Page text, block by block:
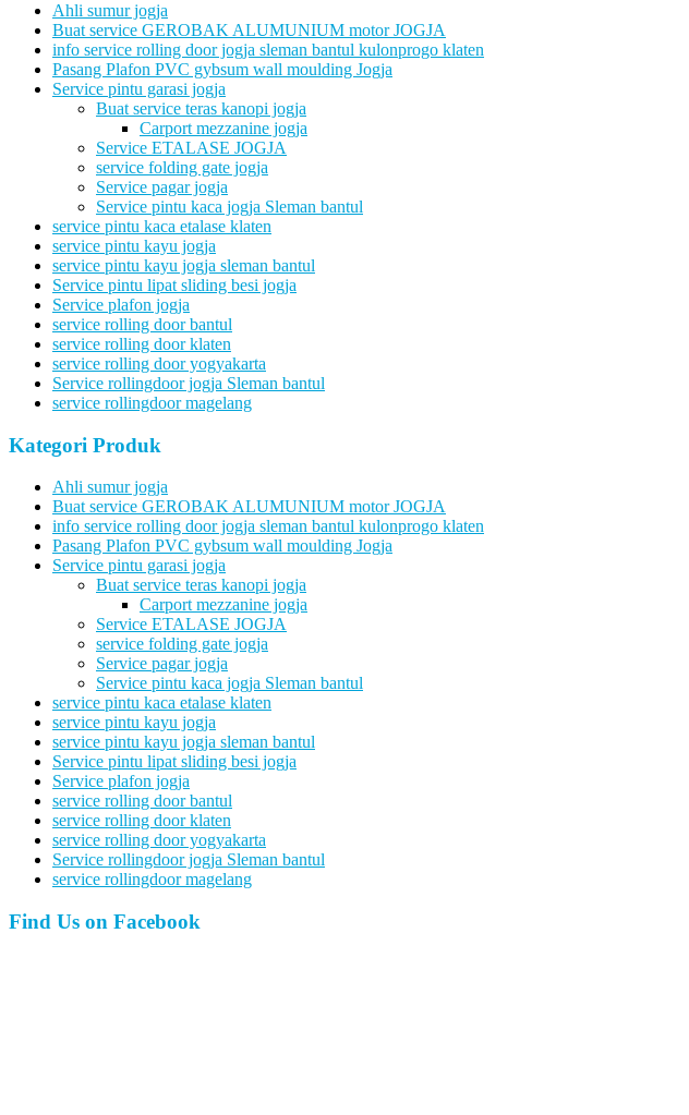
Ahli sumur jogja
Buat service GEROBAK ALUMUNIUM motor JOGJA
info service rolling door jogja sleman bantul kulonprogo klaten
Pasang Plafon PVC gybsum wall moulding Jogja
Service pintu garasi jogja
Buat service teras kanopi jogja
Carport mezzanine jogja
Service ETALASE JOGJA
service folding gate jogja
Service pagar jogja
Service pintu kaca jogja Sleman bantul
service pintu kaca etalase klaten
service pintu kayu jogja
service pintu kayu jogja sleman bantul
Service pintu lipat sliding besi jogja
Service plafon jogja
service rolling door bantul
service rolling door klaten
service rolling door yogyakarta
Service rollingdoor jogja Sleman bantul
service rollingdoor magelang
Kategori Produk
Ahli sumur jogja
Buat service GEROBAK ALUMUNIUM motor JOGJA
info service rolling door jogja sleman bantul kulonprogo klaten
Pasang Plafon PVC gybsum wall moulding Jogja
Service pintu garasi jogja
Buat service teras kanopi jogja
Carport mezzanine jogja
Service ETALASE JOGJA
service folding gate jogja
Service pagar jogja
Service pintu kaca jogja Sleman bantul
service pintu kaca etalase klaten
service pintu kayu jogja
service pintu kayu jogja sleman bantul
Service pintu lipat sliding besi jogja
Service plafon jogja
service rolling door bantul
service rolling door klaten
service rolling door yogyakarta
Service rollingdoor jogja Sleman bantul
service rollingdoor magelang
Find Us on Facebook